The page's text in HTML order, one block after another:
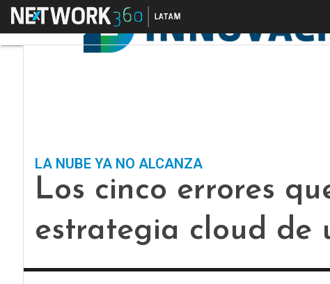
Menú
LA NUBE YA NO ALCANZA
Los cinco errores
estrategia cloud de